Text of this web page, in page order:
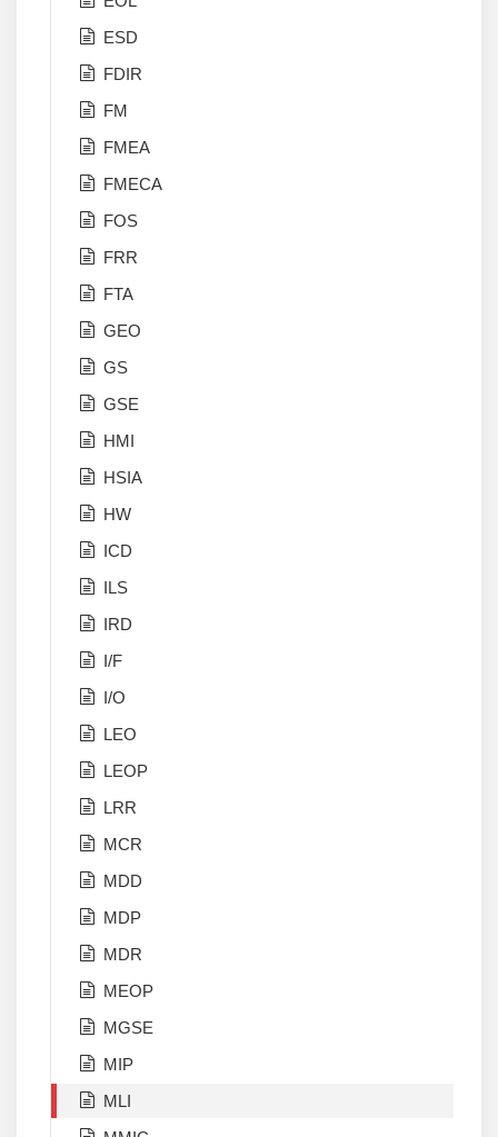
ESD
FDIR
FM
FMEA
FMECA
FOS
FRR
FTA
GEO
GS
GSE
HMI
HSIA
HW
ICD
ILS
IRD
I/F
I/O
LEO
LEOP
LRR
MCR
MDD
MDP
MDR
MEOP
MGSE
MIP
MLI